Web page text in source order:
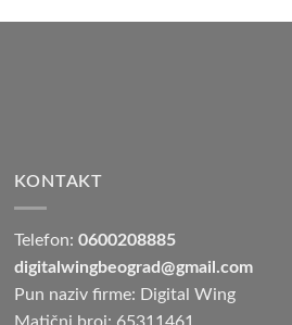
KONTAKT
Telefon:0600208885
digitalwingbeograd@gmail.com
Pun naziv firme: Digital Wing